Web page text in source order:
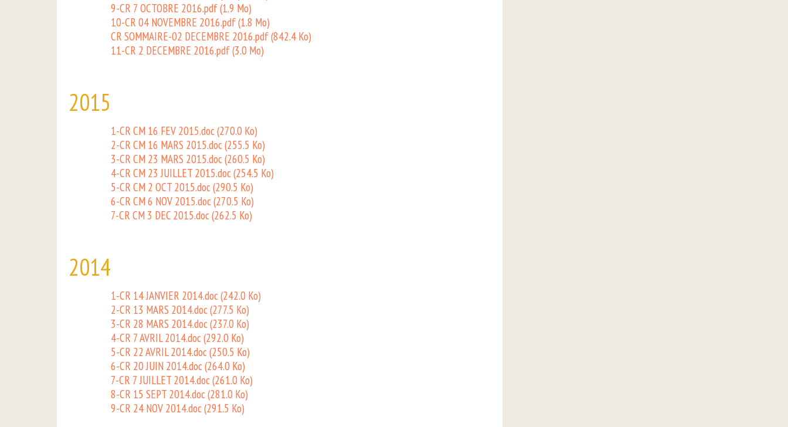
9-CR 7 OCTOBRE 2016.pdf(1.9 Mo)
10-CR 04 NOVEMBRE 2016.pdf(1.8 Mo)
CR SOMMAIRE-02 DECEMBRE 2016.pdf(842.4 Ko)
11-CR 2 DECEMBRE 2016.pdf(3.0 Mo)
2015
1-CR CM 16 FEV 2015.doc (270.0 Ko)
2-CR CM 16 MARS 2015.doc (255.5 Ko)
3-CR CM 23 MARS 2015.doc (260.5 Ko)
4-CR CM 23 JUILLET 2015.doc (254.5 Ko)
5-CR CM 2 OCT 2015.doc (290.5 Ko)
6-CR CM 6 NOV 2015.doc (270.5 Ko)
7-CR CM 3 DEC 2015.doc (262.5 Ko)
2014
1-CR 14 JANVIER 2014.doc (242.0 Ko)
2-CR 13 MARS 2014.doc (277.5 Ko)
3-CR 28 MARS 2014.doc (237.0 Ko)
4-CR 7 AVRIL 2014.doc (292.0 Ko)
5-CR 22 AVRIL 2014.doc (250.5 Ko)
6-CR 20 JUIN 2014.doc (264.0 Ko)
7-CR 7 JUILLET 2014.doc (261.0 Ko)
8-CR 15 SEPT 2014.doc (281.0 Ko)
9-CR 24 NOV 2014.doc (291.5 Ko)